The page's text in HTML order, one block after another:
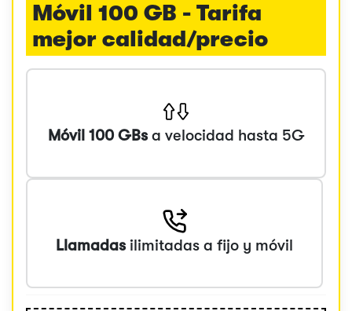
Móvil 100 GB - Tarifa
mejor calidad/precio
Móvil 100 GBs a velocidad hasta 5G
Llamadas ilimitadas a fijo y móvil